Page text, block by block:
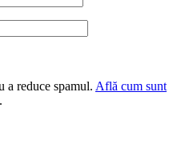
a reduce spamul. Află cum sunt
.